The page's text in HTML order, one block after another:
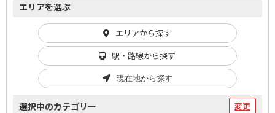
エリアを選ぶ
エリアから探す
駅・路線から探す
現在地から探す
選択中のカテゴリー 変更